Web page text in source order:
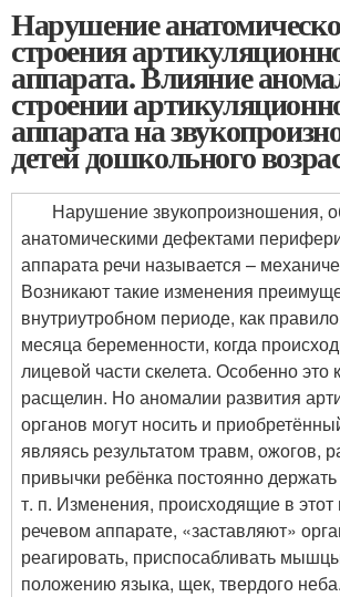
Нарушение
строения
аппарата. Влияние
строении
аппарата на
детей дошкольного
Нарушение звукопроизношения,
анатомическими дефектами
аппарата речи называется –
Возникают такие изменения
внутриутробном периоде, как
месяца беременности, когда
лицевой части скелета. Особенно это
расщелин. Но аномалии развития
органов могут носить и
являясь результатом травм, ожогов,
привычки ребёнка постоянно
т. п. Изменения, происходящие в
речевом аппарате, «заставляют»
реагировать, приспосабливать
положению языка, щек, твердого неба.